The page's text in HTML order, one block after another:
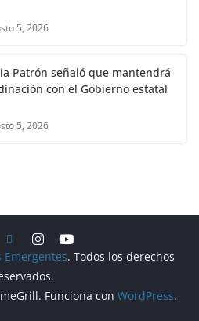
5, 2026
Patrón señaló que mantendrá
con el Gobierno estatal
5, 2026
Emergentes. Todos los derechos
Funciona con WordPress.